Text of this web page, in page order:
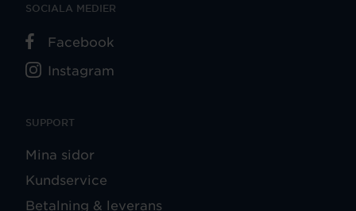
SUPPORT
Mina sidor
Kundservice
Betalning & leverans
SOCIALA MEDIER
Facebook
Instagram